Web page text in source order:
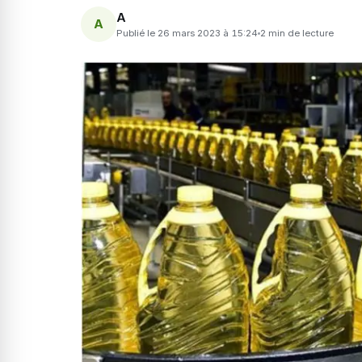
A A
Publié le 26 mars 2023 à 15:24 2 min de lecture